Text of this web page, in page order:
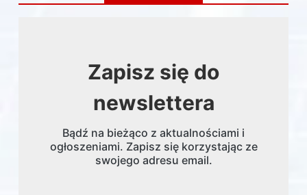
Zapisz się do
newslettera
Bądź na bieżąco z aktualnościami i
ogłoszeniami. Zapisz się korzystając ze
swojego adresu email.